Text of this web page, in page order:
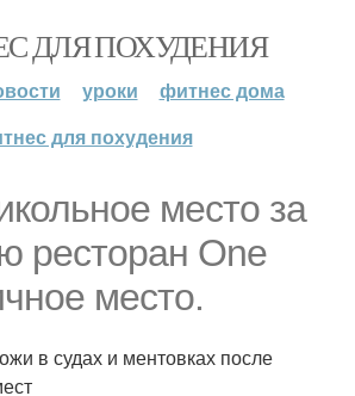
ДЛЯ ПОХУДЕНИЯ
уроки
фитнес дома
для похудения
место за
ресторан One
место.
в судах и ментовках после